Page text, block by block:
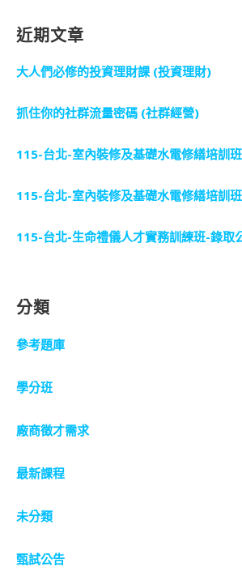
近期文章
大人們必修的投資理財課 (投資理財)
抓住你的社群流量密碼 (社群經營)
115-台北-室內裝修及基礎水電修繕培訓
115-台北-室內裝修及基礎水電修繕培訓
115-台北-生命禮儀人才實務訓練班-錄取
分類
參考題庫
學分班
廠商徵才需求
最新課程
未分類
甄試公告